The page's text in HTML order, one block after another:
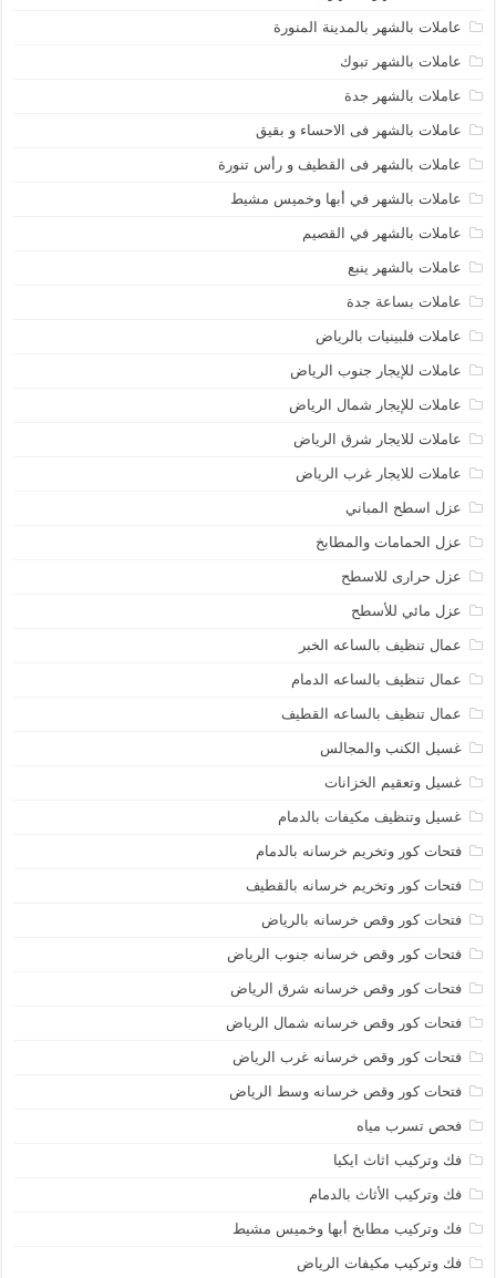
عاملات بالشهر بالمدينة المنورة
عاملات بالشهر تبوك
عاملات بالشهر جدة
عاملات بالشهر فى الاحساء و بقيق
عاملات بالشهر فى القطيف و رأس تنورة
عاملات بالشهر في أبها وخميس مشيط
عاملات بالشهر في القصيم
عاملات بالشهر ينبع
عاملات بساعة جدة
عاملات فلبينيات بالرياض
عاملات للإيجار جنوب الرياض
عاملات للإيجار شمال الرياض
عاملات للايجار شرق الرياض
عاملات للايجار غرب الرياض
عزل اسطح المباني
عزل الحمامات والمطابخ
عزل حرارى للاسطح
عزل مائي للأسطح
عمال تنظيف بالساعه الخبر
عمال تنظيف بالساعه الدمام
عمال تنظيف بالساعه القطيف
غسيل الكنب والمجالس
غسيل وتعقيم الخزانات
غسيل وتنظيف مكيفات بالدمام
فتحات كور وتخريم خرسانه بالدمام
فتحات كور وتخريم خرسانه بالقطيف
فتحات كور وقص خرسانه بالرياض
فتحات كور وقص خرسانه جنوب الرياض
فتحات كور وقص خرسانه شرق الرياض
فتحات كور وقص خرسانه شمال الرياض
فتحات كور وقص خرسانه غرب الرياض
فتحات كور وقص خرسانه وسط الرياض
فحص تسرب مياه
فك وتركيب اثاث ايكيا
فك وتركيب الأثاث بالدمام
فك وتركيب مطابخ أبها وخميس مشيط
فك وتركيب مكيفات الرياض